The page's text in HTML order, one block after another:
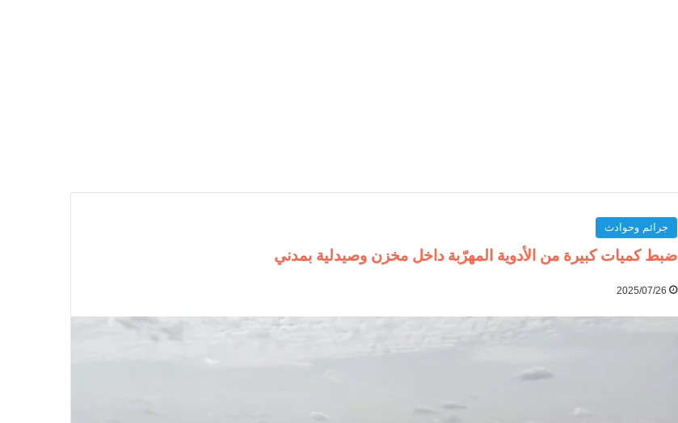
جرائم وحوادث
ضبط كميات كبيرة من الأدوية المهرّبة داخل مخزن وصيدلية بمدني
2025/07/26